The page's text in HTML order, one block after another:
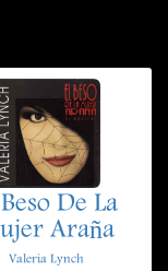
De La
Araña
Valeria Lynch